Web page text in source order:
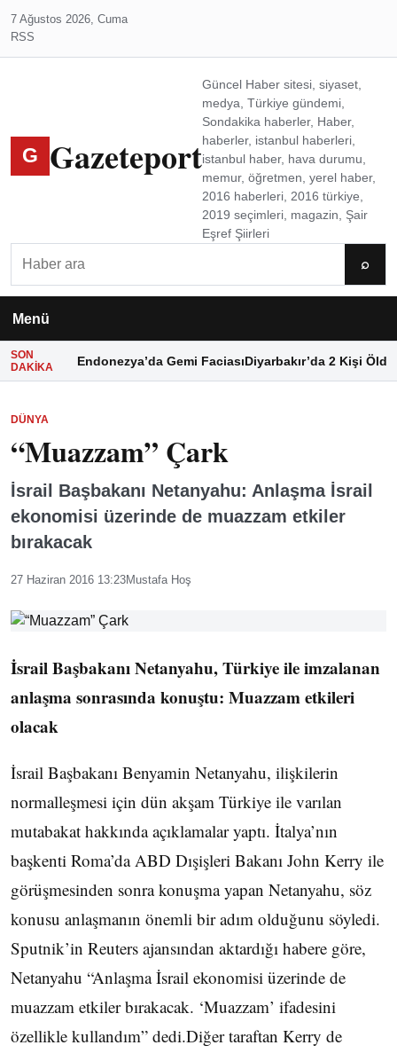
7 Ağustos 2026, Cuma
RSS
G Gazeteport
Güncel Haber sitesi, siyaset,
medya, Türkiye gündemi,
Sondakika haberler, Haber,
haberler, istanbul haberleri,
istanbul haber, hava durumu,
memur, öğretmen, yerel haber,
2016 haberleri, 2016 türkiye,
2019 seçimleri, magazin, Şair
Eşref Şiirleri
⌕
Menü
SON
DAKIKA
Endonezya’da Gemi FaciasıDiyarbakır’da 2 Kişi Öldü
DÜNYA
“Muazzam” Çark
İsrail Başbakanı Netanyahu: Anlaşma İsrail
ekonomisi üzerinde de muazzam etkiler
bırakacak
27 Haziran 2016 13:23Mustafa Hoş
İsrail Başbakanı Netanyahu, Türkiye ile imzalanan
anlaşma sonrasında konuştu: Muazzam etkileri
olacak
İsrail Başbakanı Benyamin Netanyahu, ilişkilerin
normalleşmesi için dün akşam Türkiye ile varılan
mutabakat hakkında açıklamalar yaptı. İtalya’nın
başkenti Roma’da ABD Dışişleri Bakanı John Kerry ile
görüşmesinden sonra konuşma yapan Netanyahu, söz
konusu anlaşmanın önemli bir adım olduğunu söyledi.
Sputnik’in Reuters ajansından aktardığı habere göre,
Netanyahu “Anlaşma İsrail ekonomisi üzerinde de
muazzam etkiler bırakacak. ‘Muazzam’ ifadesini
özellikle kullandım” dedi.Diğer taraftan Kerry de